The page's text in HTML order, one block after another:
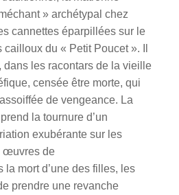
» archétypal chez
cannettes éparpillées sur le
du « Petit Poucet ». Il
dans les racontars de la vieille
censée être morte, qui
de vengeance. La
la tournure d’un
exubérante sur les
œuvres de
la mort d’une des filles, les
prendre une revanche